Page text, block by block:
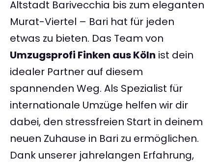
Altstadt Barivecchia bis zum eleganten
Murat-Viertel – Bari hat für jeden
etwas zu bieten. Das Team von
Umzugsprofi Finken aus Köln ist dein
idealer Partner auf diesem
spannenden Weg. Als Spezialist für
internationale Umzüge helfen wir dir
dabei, den stressfreien Start in deinem
neuen Zuhause in Bari zu ermöglichen.
Dank unserer jahrelangen Erfahrung,